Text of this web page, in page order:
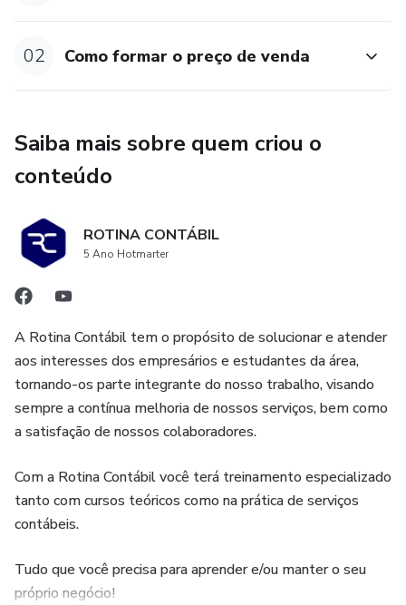
02 Como formar o preço de venda
Saiba mais sobre quem criou o
conteúdo
ROTINA CONTÁBIL
5 Ano Hotmarter
A Rotina Contábil tem o propósito de solucionar e atender
aos interesses dos empresários e estudantes da área,
tornando-os parte integrante do nosso trabalho, visando
sempre a contínua melhoria de nossos serviços, bem como
a satisfação de nossos colaboradores.
Com a Rotina Contábil você terá treinamento especializado
tanto com cursos teóricos como na prática de serviços
contábeis.
Tudo que você precisa para aprender e/ou manter o seu
próprio negócio!